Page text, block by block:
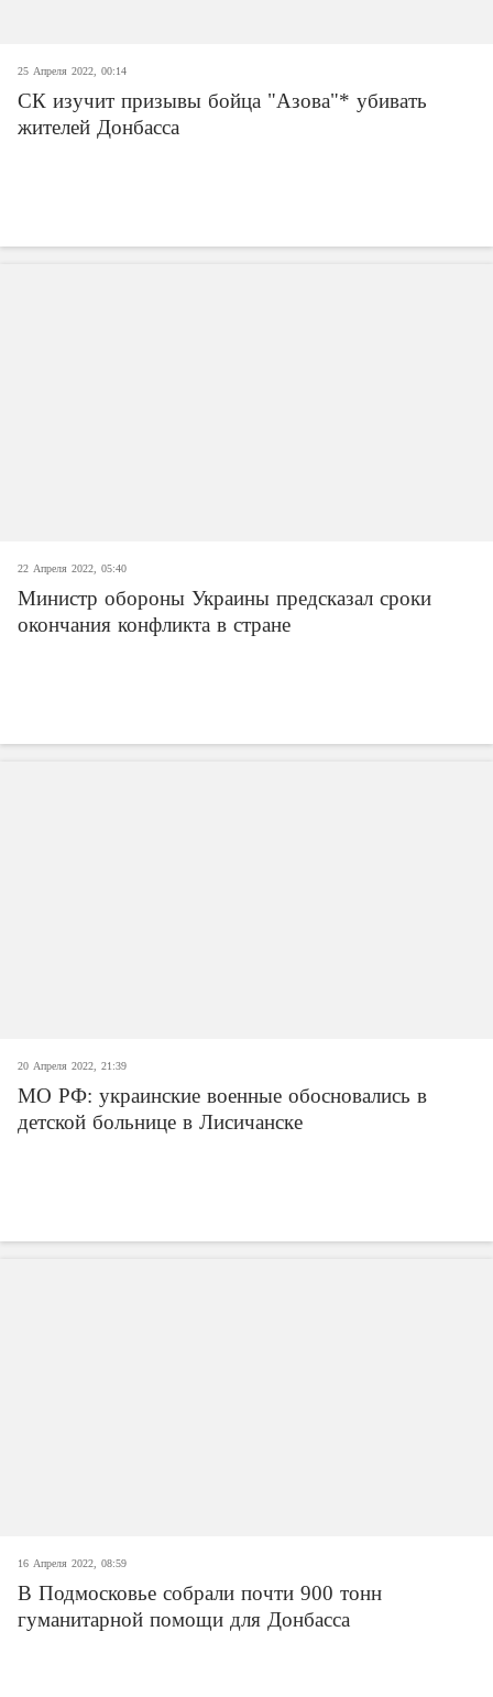
25 Апреля 2022, 00:14
СК изучит призывы бойца "Азова"* убивать
жителей Донбасса
22 Апреля 2022, 05:40
Министр обороны Украины предсказал сроки
окончания конфликта в стране
20 Апреля 2022, 21:39
МО РФ: украинские военные обосновались в
детской больнице в Лисичанске
16 Апреля 2022, 08:59
В Подмосковье собрали почти 900 тонн
гуманитарной помощи для Донбасса